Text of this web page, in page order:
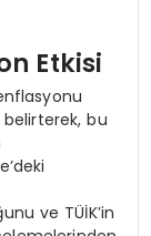
Etkisi
bu
ve TÜİK’in